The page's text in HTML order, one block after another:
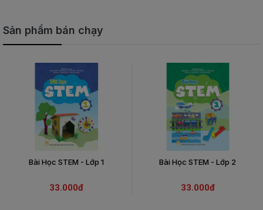
Sản phẩm bán chạy
Bài Học STEM - Lớp 1
33.000đ
Bài Học STEM - Lớp 2
33.000đ